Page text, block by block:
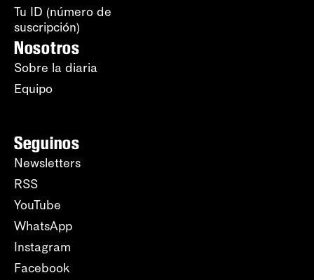
Tu ID (número de
suscripción)
Nosotros
Sobre la diaria
Equipo
Seguinos
Newsletters
RSS
YouTube
WhatsApp
Instagram
Facebook